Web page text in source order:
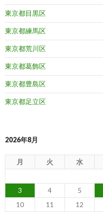
東京都目黒区
東京都練馬区
東京都荒川区
東京都葛飾区
東京都豊島区
東京都足立区
2026年8月
月 火 水
3
4 5
10
11 12